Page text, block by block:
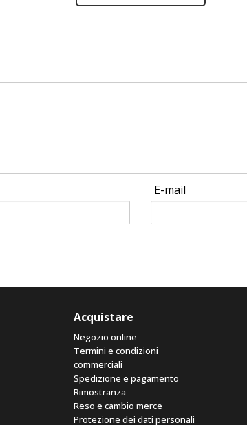
E-mail
Acquistare
Negozio online
Termini e condizioni
commerciali
Spedizione e pagamento
Rimostranza
Reso e cambio merce
Protezione dei dati personali